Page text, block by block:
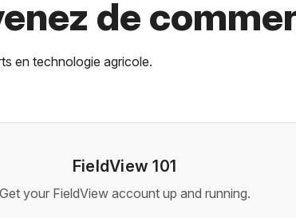
de
en technologie agricole.
FieldView 101
Get your FieldView account up and running.